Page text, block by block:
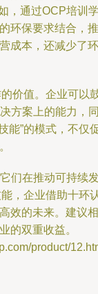
，通过OCP培训
环保要求结合，推
成本，还减少了环
价值。企业可以
方案上的能力，
能”的模式，不仅
们在推动可持续
，企业借助十环
效的未来。建议相
的双重收益。
product/